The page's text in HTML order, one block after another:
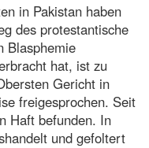
in Pakistan haben
des protestantische
Blasphemie
hat, ist zu
Gericht in
freigesprochen. Seit
Haft befunden. In
und gefoltert